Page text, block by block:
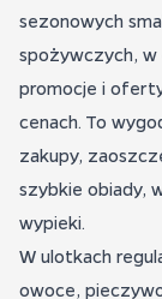
sezonowych
spożywczych,
promocje i
cenach. To
zakupy,
szybkie obiady,
wypieki.
W ulotkach
owoce,